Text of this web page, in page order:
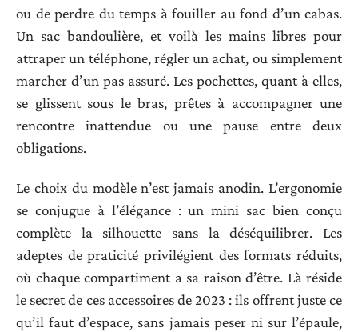
ou de perdre du temps à fouiller au fond d’un cabas.
Un sac bandoulière, et voilà les mains libres pour
attraper un téléphone, régler un achat, ou simplement
marcher d’un pas assuré. Les pochettes, quant à elles,
se glissent sous le bras, prêtes à accompagner une
rencontre inattendue ou une pause entre deux
obligations.
Le choix du modèle n’est jamais anodin. L’ergonomie
se conjugue à l’élégance : un mini sac bien conçu
complète la silhouette sans la déséquilibrer. Les
adeptes de praticité privilégient des formats réduits,
où chaque compartiment a sa raison d’être. Là réside
le secret de ces accessoires de 2023 : ils offrent juste ce
qu’il faut d’espace, sans jamais peser ni sur l’épaule,